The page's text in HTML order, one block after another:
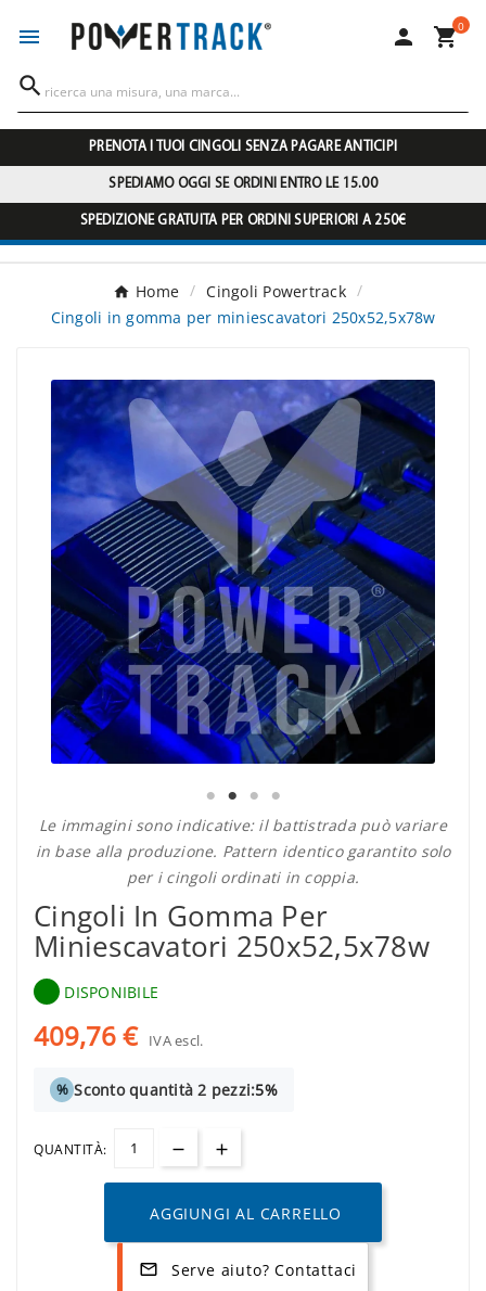
  0

PRENOTA I TUOI CINGOLI SENZA PAGARE ANTICIPI
SPEDIAMO OGGI SE ORDINI ENTRO LE 15.00
SPEDIZIONE GRATUITA PER ORDINI SUPERIORI A 250€
Home
Cingoli Powertrack
Cingoli in gomma per miniescavatori 250x52,5x78w
Le immagini sono indicative: il battistrada può variare
in base alla produzione. Pattern identico garantito solo
per i cingoli ordinati in coppia.
Cingoli In Gomma Per
Miniescavatori 250x52,5x78w
DISPONIBILE
409,76 € IVA escl.
% Sconto quantità 2 pezzi:5%
QUANTITÀ:
AGGIUNGI AL CARRELLO
mail_outline Serve aiuto? Contattaci